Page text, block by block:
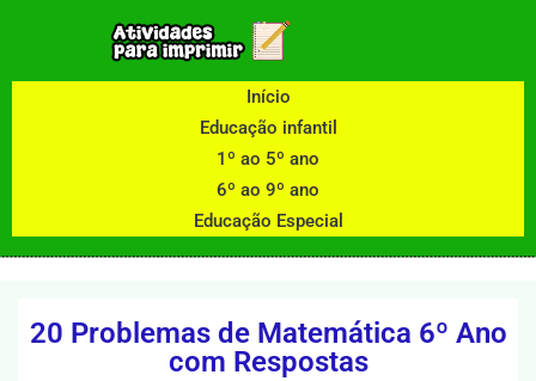
Início
Educação infantil
1º ao 5º ano
6º ao 9º ano
Educação Especial
20 Problemas de Matemática 6º Ano
com Respostas